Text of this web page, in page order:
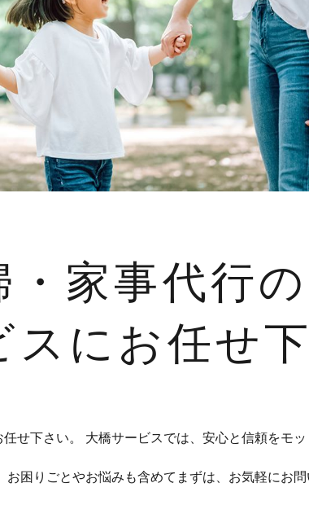
家事代行の
スにお任せ
せ下さい。 大橋サービスでは、安心と信頼をモッ
困りごとやお悩みも含めてまずは、お気軽にお問